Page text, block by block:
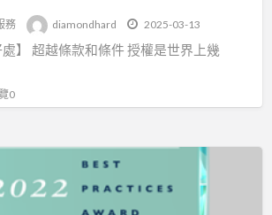
務 diamondhard 2025-03-13
處】 超越條款和條件 授權是世界上幾
0